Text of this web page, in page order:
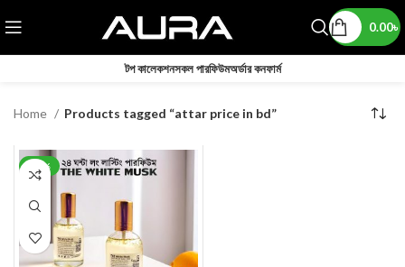
0.00৳
টপ কালেকশনসকল পারফিউমঅর্ডার কনফার্ম
Home Products tagged “attar price in bd”
-38%